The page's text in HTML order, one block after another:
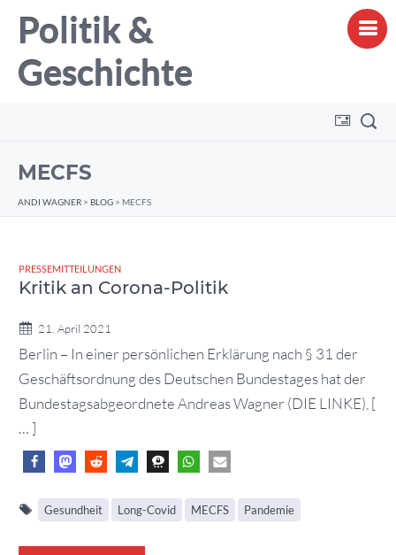
Politik &
Geschichte
MECFS
ANDI WAGNER > BLOG > MECFS
PRESSEMITTEILUNGEN
Kritik an Corona-Politik
21. April 2021
Berlin – In einer persönlichen Erklärung nach § 31 der
Geschäftsordnung des Deutschen Bundestages hat der
Bundestagsabgeordnete Andreas Wagner (DIE LINKE), [
… ]
Gesundheit Long-Covid MECFS Pandemie